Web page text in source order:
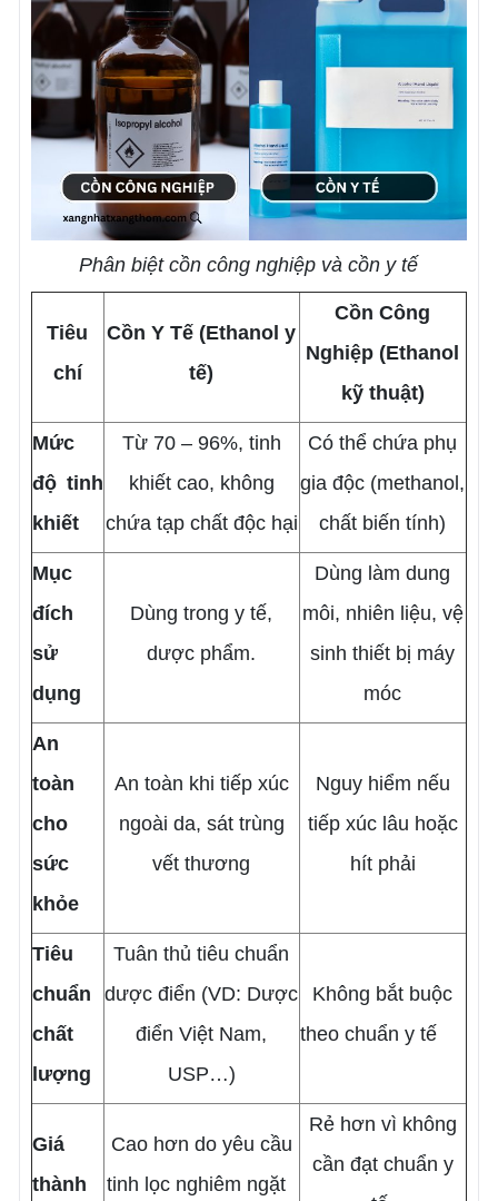
Phân biệt cồn công nghiệp và cồn y tế
Tiêu
chí
Cồn Y Tế (Ethanol y
tế)
Cồn Công
Nghiệp (Ethanol
kỹ thuật)
Mức
độ tinh
khiết
Từ 70 – 96%, tinh
khiết cao, không
chứa tạp chất độc hại
Có thể chứa phụ
gia độc (methanol,
chất biến tính)
Mục
đích
sử
dụng
Dùng trong y tế,
dược phẩm.
Dùng làm dung
môi, nhiên liệu, vệ
sinh thiết bị máy
móc
An
toàn
cho
sức
khỏe
An toàn khi tiếp xúc
ngoài da, sát trùng
vết thương
Nguy hiểm nếu
tiếp xúc lâu hoặc
hít phải
Tiêu
chuẩn
chất
lượng
Tuân thủ tiêu chuẩn
dược điển (VD: Dược
điển Việt Nam,
USP…)
Không bắt buộc
theo chuẩn y tế
Giá
thành
Cao hơn do yêu cầu
tinh lọc nghiêm ngặt
Rẻ hơn vì không
cần đạt chuẩn y